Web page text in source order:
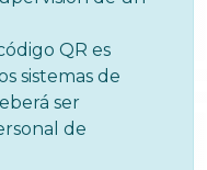
QR es
sistemas de
ser
de